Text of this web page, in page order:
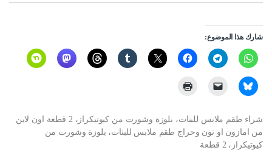
شارك هذا الموضوع:
شراء طقم ملابس للبنات، بلوزة وشورت من كيوتيكراز، 2 قطعة اون لاين
من امازون او نون وحراج طقم ملابس للبنات، بلوزة وشورت من
كيوتيكراز، 2 قطعة